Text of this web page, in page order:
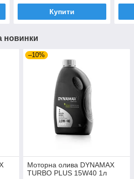
Купити
новинки
–10%
Моторна олива DYNAMAX
TURBO PLUS 15W40 1л